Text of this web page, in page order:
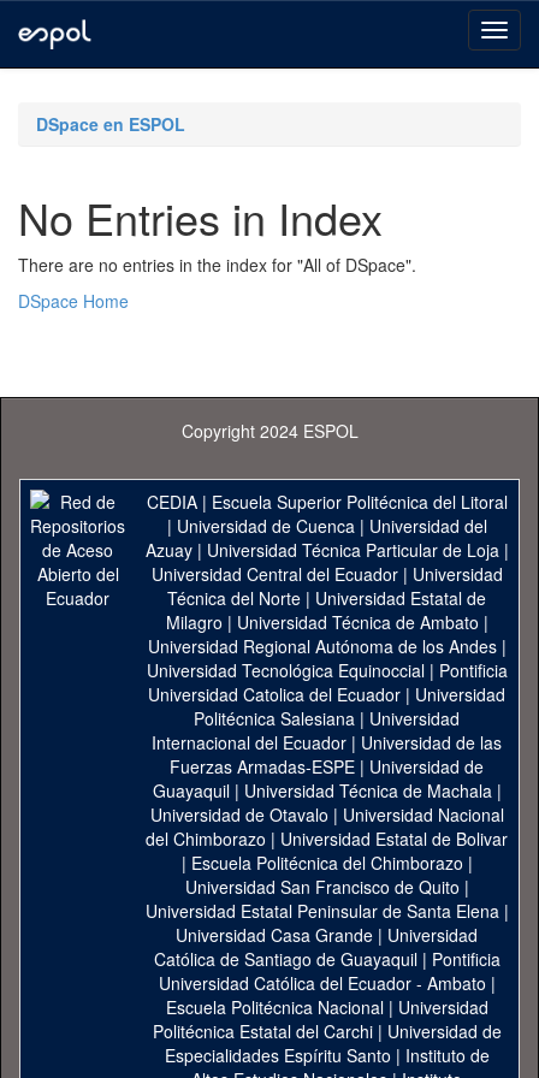
navigationDSpace en ESPOL
No Entries in Index
There are no entries in the index for "All of DSpace".
DSpace Home
Copyright 2024 ESPOL
CEDIA| Escuela Superior Politécnica del Litoral
| Universidad de Cuenca| Universidad del
Azuay| Universidad Técnica Particular de Loja|
Universidad Central del Ecuador| Universidad
Técnica del Norte | Universidad Estatal de
Milagro | Universidad Técnica de Ambato |
Universidad Regional Autónoma de los Andes|
Universidad Tecnológica Equinoccial| Pontificia
Universidad Catolica del Ecuador | Universidad
Politécnica Salesiana | Universidad
Internacional del Ecuador | Universidad de las
Fuerzas Armadas-ESPE | Universidad de
Guayaquil| Universidad Técnica de Machala|
Universidad de Otavalo | Universidad Nacional
del Chimborazo | Universidad Estatal de Bolivar
| Escuela Politécnica del Chimborazo |
Universidad San Francisco de Quito |
Universidad Estatal Peninsular de Santa Elena|
Universidad Casa Grande | Universidad
Católica de Santiago de Guayaquil| Pontificia
Universidad Católica del Ecuador - Ambato |
Escuela Politécnica Nacional| Universidad
Politécnica Estatal del Carchi| Universidad de
Especialidades Espíritu Santo | Instituto de